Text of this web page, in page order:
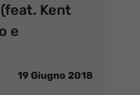
Kent
e
19 Giugno 2018